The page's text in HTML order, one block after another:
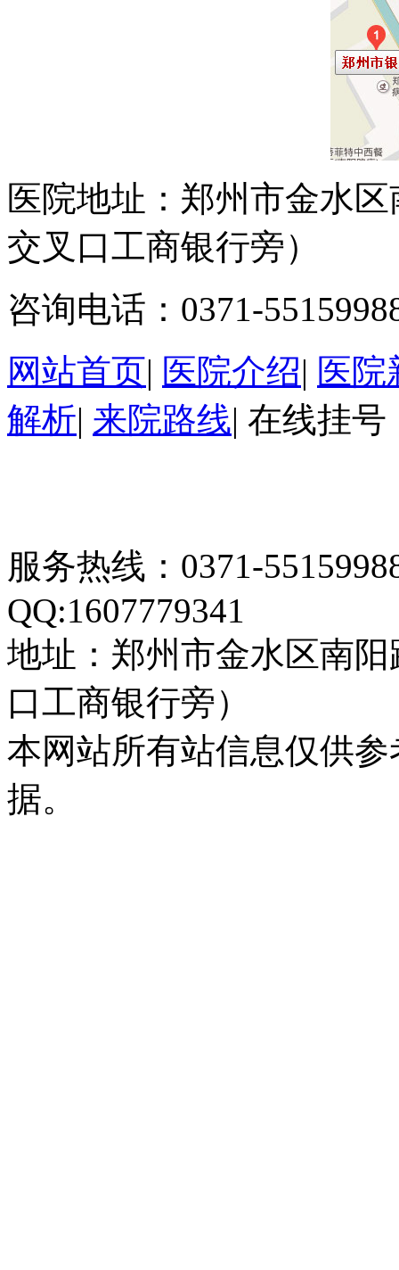
医院地址：郑州市金水
交叉口工商银行旁）
咨询电话：0371-
网站首页| 医院介绍| 医院
解析| 来院路线| 在线挂号
服务热线：0371-
QQ:1607779341
地址：郑州市金水区南
口工商银行旁）
本网站所有站信息仅供
据。